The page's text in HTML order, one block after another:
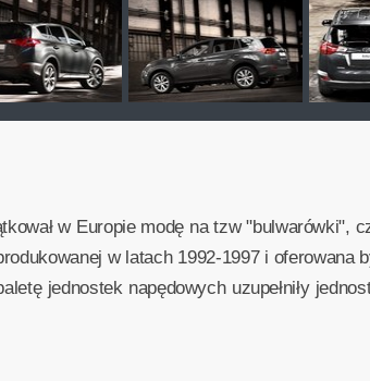
w Europie modę na tzw "bulwarówki",
w latach 1992-1997 i oferowana
jednostek napędowych uzupełniły